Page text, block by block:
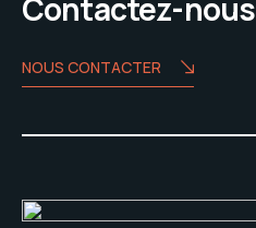
Contactez-
NOUS CONTACTER